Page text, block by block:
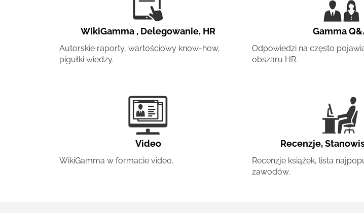
WikiGamma , Delegowanie, HR
Autorskie raporty, wartościowy know-how,
pigułki wiedzy.
Gamma
Odpowiedzi na często
obszaru HR.
Video
WikiGamma w formacie video.
Recenzje,
Recenzje książek, lista
zawodów.